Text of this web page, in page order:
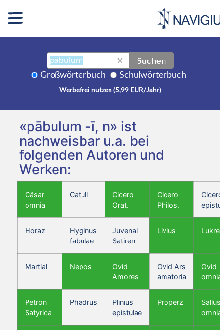
X Suchen
Großwörterbuch Schulwörterbuch
Werbefrei nutzen (5,99 EUR/Jahr)
«pābulum -ī, n» ist
nachweisbar u.a. bei
folgenden Autoren und
Werken:
Cäsar
omnia
Catull
Cicero
Orat.
Cicero
Philos.
Horaz
Hyginus
fabulae
Juvenal
Satiren
Livius
Martial Nepos
Ovid
Amores
Ovid Ars
amatoria
Ovid
Petron
Satyrica
Phädrus
Plinius
epistulae
Properz